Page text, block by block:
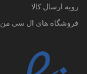
رویه ارسال کالا
فروشگاه های ال سی من